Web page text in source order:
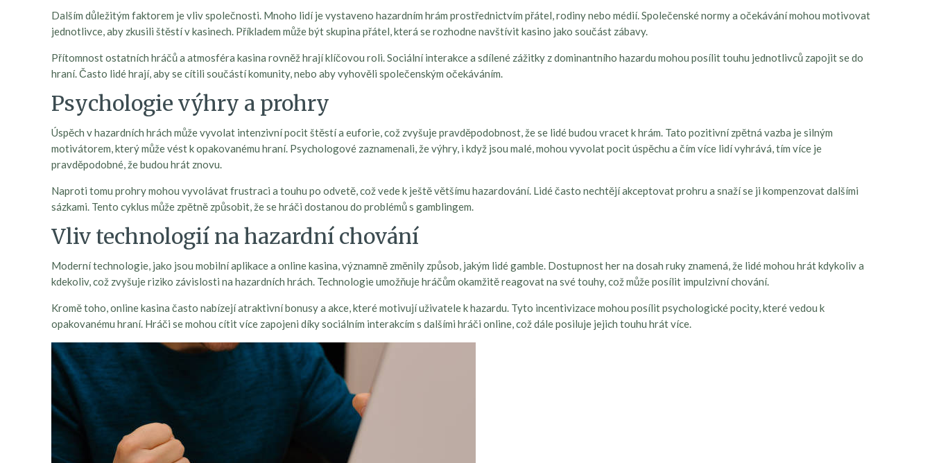
Dalším důležitým faktorem je vliv společnosti. Mnoho lidí je vystaveno hazardním hrám prostřednictvím přátel, rodiny nebo médií. Společenské normy a očekávání mohou motivovat
jednotlivce, aby zkusili štěstí v kasinech. Příkladem může být skupina přátel, která se rozhodne navštívit kasino jako součást zábavy.
Přítomnost ostatních hráčů a atmosféra kasina rovněž hrají klíčovou roli. Sociální interakce a sdílené zážitky z dominantního hazardu mohou posílit touhu jednotlivců zapojit se do
hraní. Často lidé hrají, aby se cítili součástí komunity, nebo aby vyhověli společenským očekáváním.
Psychologie výhry a prohry
Úspěch v hazardních hrách může vyvolat intenzivní pocit štěstí a euforie, což zvyšuje pravděpodobnost, že se lidé budou vracet k hrám. Tato pozitivní zpětná vazba je silným
motivátorem, který může vést k opakovanému hraní. Psychologové zaznamenali, že výhry, i když jsou malé, mohou vyvolat pocit úspěchu a čím více lidí vyhrává, tím více je
pravděpodobné, že budou hrát znovu.
Naproti tomu prohry mohou vyvolávat frustraci a touhu po odvetě, což vede k ještě většímu hazardování. Lidé často nechtějí akceptovat prohru a snaží se ji kompenzovat dalšími
sázkami. Tento cyklus může zpětně způsobit, že se hráči dostanou do problémů s gamblingem.
Vliv technologií na hazardní chování
Moderní technologie, jako jsou mobilní aplikace a online kasina, významně změnily způsob, jakým lidé gamble. Dostupnost her na dosah ruky znamená, že lidé mohou hrát kdykoliv a
kdekoliv, což zvyšuje riziko závislosti na hazardních hrách. Technologie umožňuje hráčům okamžitě reagovat na své touhy, což může posílit impulzivní chování.
Kromě toho, online kasina často nabízejí atraktivní bonusy a akce, které motivují uživatele k hazardu. Tyto incentivizace mohou posílit psychologické pocity, které vedou k
opakovanému hraní. Hráči se mohou cítit více zapojeni díky sociálním interakcím s dalšími hráči online, což dále posiluje jejich touhu hrát více.